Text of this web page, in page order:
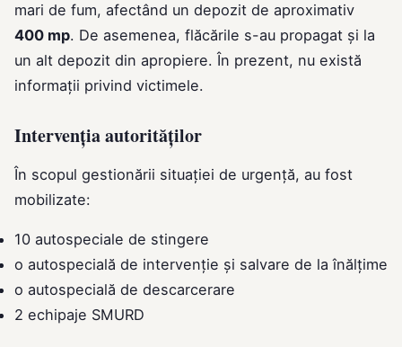
mari de fum, afectând un depozit de aproximativ
400 mp. De asemenea, flăcările s-au propagat și la
un alt depozit din apropiere. În prezent, nu există
informații privind victimele.
Intervenția autorităților
În scopul gestionării situației de urgență, au fost
mobilizate:
10 autospeciale de stingere
o autospecială de intervenție și salvare de la înălțime
o autospecială de descarcerare
2 echipaje SMURD